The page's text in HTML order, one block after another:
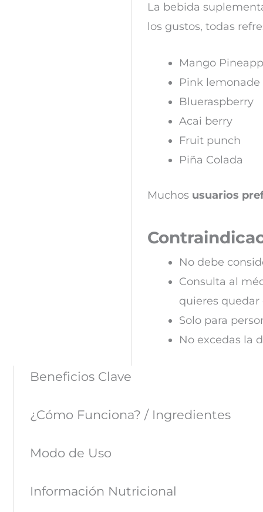
La bebida
los gustos, todas
Mango
Pink lemonade
Blueraspberry
Acai berry
Fruit punch
Piña Colada
Muchos usuarios
No debe
Consulta al
quieres
Solo para
No excedas la
Beneficios Clave
¿Cómo Funciona? / Ingredientes
Modo de Uso
Información Nutricional